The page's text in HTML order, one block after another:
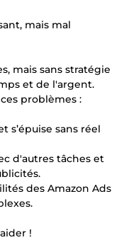
mais mal
mais sans stratégie
et de l'argent.
problèmes :
s’épuise sans réel
d'autres tâches et
des Amazon Ads
!